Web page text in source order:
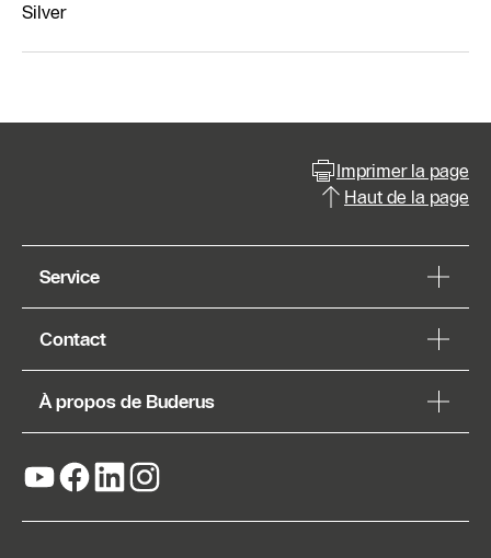
Silver
Imprimer la page
Haut de la page
Service
Contact
À propos de Buderus